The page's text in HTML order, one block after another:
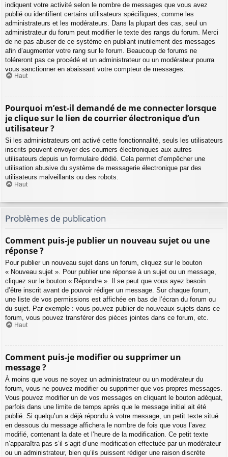
indiquent votre activité selon le nombre de messages que vous avez
publié ou identifient certains utilisateurs spécifiques, comme les
administrateurs et les modérateurs. Dans la plupart des cas, seul un
administrateur du forum peut modifier le texte des rangs du forum. Merci
de ne pas abuser de ce système en publiant inutilement des messages
afin d’augmenter votre rang sur le forum. Beaucoup de forums ne
toléreront pas ce procédé et un administrateur ou un modérateur pourra
vous sanctionner en abaissant votre compteur de messages.
Haut
Pourquoi m’est-il demandé de me connecter lorsque
je clique sur le lien de courrier électronique d’un
utilisateur ?
Si les administrateurs ont activé cette fonctionnalité, seuls les utilisateurs
inscrits peuvent envoyer des courriers électroniques aux autres
utilisateurs depuis un formulaire dédié. Cela permet d’empêcher une
utilisation abusive du système de messagerie électronique par des
utilisateurs malveillants ou des robots.
Haut
Problèmes de publication
Comment puis-je publier un nouveau sujet ou une
réponse ?
Pour publier un nouveau sujet dans un forum, cliquez sur le bouton
« Nouveau sujet ». Pour publier une réponse à un sujet ou un message,
cliquez sur le bouton « Répondre ». Il se peut que vous ayez besoin
d’être inscrit avant de pouvoir rédiger un message. Sur chaque forum,
une liste de vos permissions est affichée en bas de l’écran du forum ou
du sujet. Par exemple : vous pouvez publier de nouveaux sujets dans ce
forum, vous pouvez transférer des pièces jointes dans ce forum, etc.
Haut
Comment puis-je modifier ou supprimer un
message ?
À moins que vous ne soyez un administrateur ou un modérateur du
forum, vous ne pouvez modifier ou supprimer que vos propres messages.
Vous pouvez modifier un de vos messages en cliquant le bouton adéquat,
parfois dans une limite de temps après que le message initial ait été
publié. Si quelqu’un a déjà répondu à votre message, un petit texte situé
en dessous du message affichera le nombre de fois que vous l’avez
modifié, contenant la date et l’heure de la modification. Ce petit texte
n’apparaîtra pas s’il s’agit d’une modification effectuée par un modérateur
ou un administrateur, bien qu’ils puissent rédiger une raison discrète